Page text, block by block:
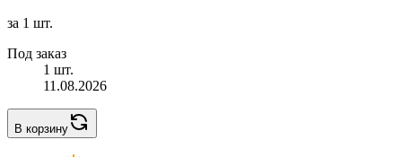
за 1 шт.
Под заказ
1 шт.
11.08.2026
В корзину